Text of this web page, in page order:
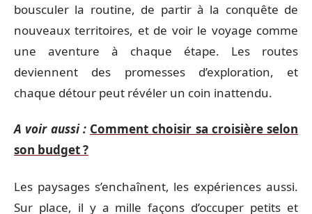
bousculer la routine, de partir à la conquête de
nouveaux territoires, et de voir le voyage comme
une aventure à chaque étape. Les routes
deviennent des promesses d’exploration, et
chaque détour peut révéler un coin inattendu.
A voir aussi : Comment choisir sa croisière selon
son budget ?
Les paysages s’enchaînent, les expériences aussi.
Sur place, il y a mille façons d’occuper petits et